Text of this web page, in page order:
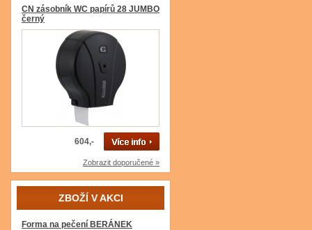
CN zásobník WC papírů 28 JUMBO
černý
604,-
Zobrazit doporučené »
ZBOŽÍ V AKCI
Forma na pečení BERÁNEK